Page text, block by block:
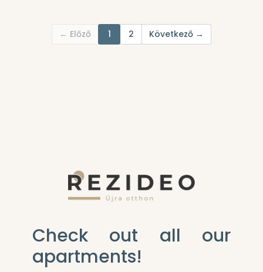
← Előző 1 2 Következő →
Check out all our
apartments!